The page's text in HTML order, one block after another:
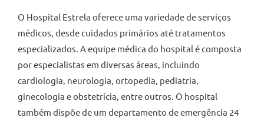
O Hospital Estrela oferece uma variedade de serviços
médicos, desde cuidados primários até tratamentos
especializados. A equipe médica do hospital é composta
por especialistas em diversas áreas, incluindo
cardiologia, neurologia, ortopedia, pediatria,
ginecologia e obstetrícia, entre outros. O hospital
também dispõe de um departamento de emergência 24